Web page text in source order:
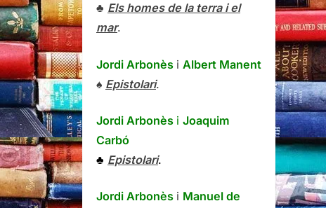
♣ Els homes de la terra i el
mar.
Jordi Arbonès i Albert Manent
♠ Epistolari.
Jordi Arbonès i Joaquim
Carbó
♣ Epistolari.
Jordi Arbonès i Manuel de